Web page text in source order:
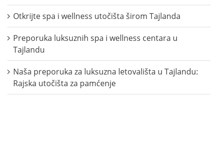
Otkrijte spa i wellness utočišta širom Tajlanda
Preporuka luksuznih spa i wellness centara u
Tajlandu
Naša preporuka za luksuzna letovališta u Tajlandu:
Rajska utočišta za pamćenje